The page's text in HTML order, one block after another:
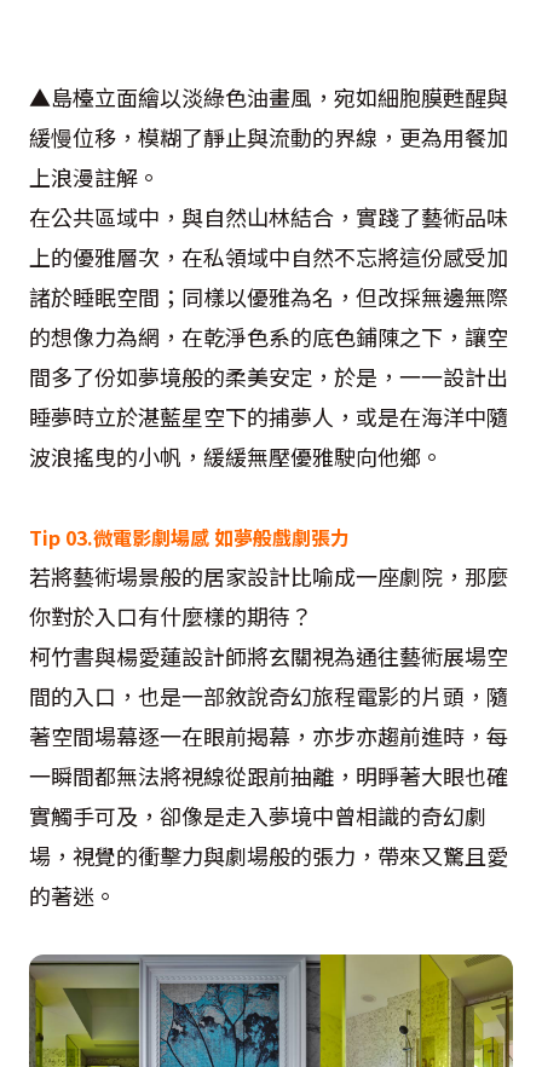
▲島檯立面繪以淡綠色油畫風，宛如細胞膜甦醒與
緩慢位移，模糊了靜止與流動的界線，更為用餐加
上浪漫註解。
在公共區域中，與自然山林結合，實踐了藝術品味
上的優雅層次，在私領域中自然不忘將這份感受加
諸於睡眠空間；同樣以優雅為名，但改採無邊無際
的想像力為網，在乾淨色系的底色鋪陳之下，讓空
間多了份如夢境般的柔美安定，於是，一一設計出
睡夢時立於湛藍星空下的捕夢人，或是在海洋中隨
波浪搖曳的小帆，緩緩無壓優雅駛向他鄉。
Tip 03.微電影劇場感 如夢般戲劇張力
若將藝術場景般的居家設計比喻成一座劇院，那麼
你對於入口有什麼樣的期待？
柯竹書與楊愛蓮設計師將玄關視為通往藝術展場空
間的入口，也是一部敘說奇幻旅程電影的片頭，隨
著空間場幕逐一在眼前揭幕，亦步亦趨前進時，每
一瞬間都無法將視線從跟前抽離，明睜著大眼也確
實觸手可及，卻像是走入夢境中曾相識的奇幻劇
場，視覺的衝擊力與劇場般的張力，帶來又驚且愛
的著迷。